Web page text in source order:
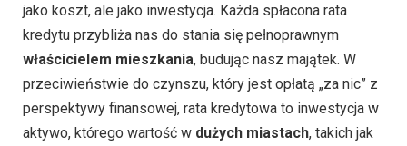
jako koszt, ale jako inwestycja. Każda spłacona rata
kredytu przybliża nas do stania się pełnoprawnym
właścicielem mieszkania, budując nasz majątek. W
przeciwieństwie do czynszu, który jest opłatą „za nic” z
perspektywy finansowej, rata kredytowa to inwestycja w
aktywo, którego wartość w dużych miastach, takich jak